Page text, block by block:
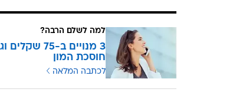
למה לשלם הרבה?
3 מנויים ב-
חוסכת המון
לכתבה המלאה